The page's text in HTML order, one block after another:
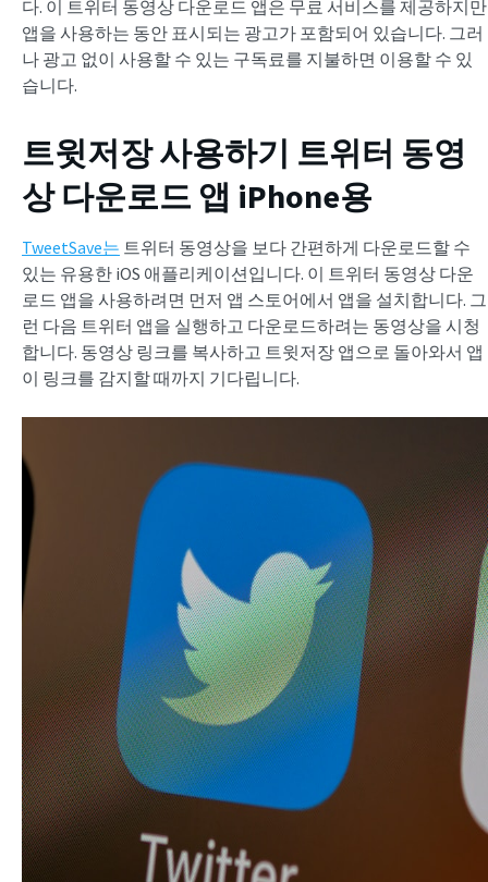
다. 이 트위터 동영상 다운로드 앱은 무료 서비스를 제공하지만
앱을 사용하는 동안 표시되는 광고가 포함되어 있습니다. 그러
나 광고 없이 사용할 수 있는 구독료를 지불하면 이용할 수 있
습니다.
트윗저장 사용하기 트위터 동영
상 다운로드 앱 iPhone용
TweetSave는 트위터 동영상을 보다 간편하게 다운로드할 수
있는 유용한 iOS 애플리케이션입니다. 이 트위터 동영상 다운
로드 앱을 사용하려면 먼저 앱 스토어에서 앱을 설치합니다. 그
런 다음 트위터 앱을 실행하고 다운로드하려는 동영상을 시청
합니다. 동영상 링크를 복사하고 트윗저장 앱으로 돌아와서 앱
이 링크를 감지할 때까지 기다립니다.